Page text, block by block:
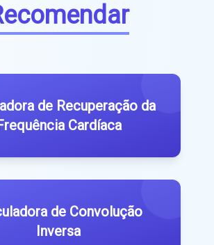
de Recuperação da
Cardíaca
de Convolução
Inversa